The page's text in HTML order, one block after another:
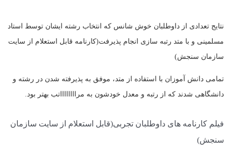
نتایج تعدادی از داوطلبان خوش شانس که انتخاب رشته ایشان توسط استاد
مسلمینی و با متد رتبه سازی انجام پذیرفت(کارنامه قابل استعلام از سایت
سازمان سنجش)
تمامی دانش آموزان با استفاده از متد، موفق به پذیرفته شدن در رشته و
دانشگاهی شدند که از رتبه و معدل خودشون به مرااااااااتب بهتر بود.
فیلم کارنامه های داوطلبان تجربی(قابل استعلام از سایت سازمان
سنجش)